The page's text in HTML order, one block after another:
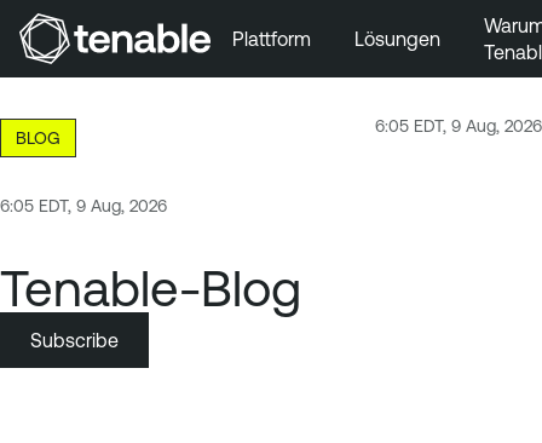
Zum Hauptinhalt wechseln
Zur Fußzeile wechseln
Plattform Lösungen
6:05 EDT, 9 Aug, 2026
BLOG
6:05 EDT, 9 Aug, 2026
Tenable-Blog
Subscribe